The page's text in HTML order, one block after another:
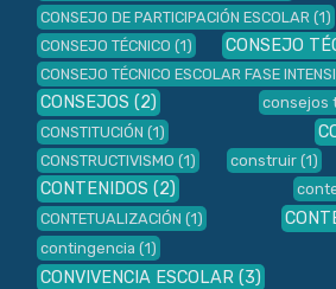
CONSEJO DE PARTICIPACIÓN ESCOLAR (1)
CONSEJO TÉCNICO (1) CONSEJO
CONSEJO TÉCNICO ESCOLAR FASE
CONSEJOS (2) consejos
CONSTITUCIÓN (1)
CONSTRUCTIVISMO (1) construir (1)
CONTENIDOS (2)
CONTETUALIZACIÓN (1)
contingencia (1)
CONVIVENCIA ESCOLAR (3)